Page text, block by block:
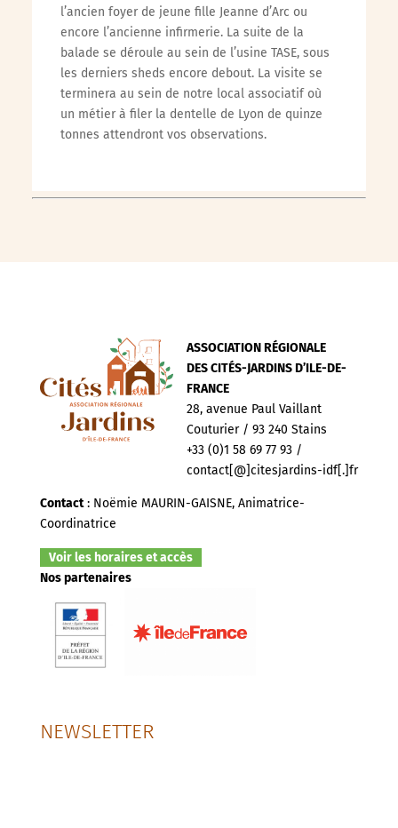
l’ancien foyer de jeune fille Jeanne d’Arc ou
encore l’ancienne infirmerie. La suite de la
balade se déroule au sein de l’usine TASE, sous
les derniers sheds encore debout. La visite se
terminera au sein de notre local associatif où
un métier à filer la dentelle de Lyon de quinze
tonnes attendront vos observations.
ASSOCIATION RÉGIONALE
DES CITÉS-JARDINS D’ILE-DE-
FRANCE
28, avenue Paul Vaillant
Couturier / 93 240 Stains
+33 (0)1 58 69 77 93 /
contact[@]citesjardins-idf[.]fr
Contact: Noëmie MAURIN-GAISNE, Animatrice-
Coordinatrice
Voir les horaires et accès
Nos partenaires
NEWSLETTER